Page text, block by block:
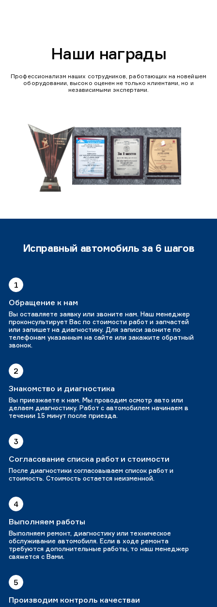
Наши награды
Профессионализм наших сотрудников, работающих на новейшем
оборудовании, высоко оценен не только клиентами, но и
независимыми экспертами.
Исправный автомобиль за 6 шагов
1
Обращение к нам
Вы оставляете заявку или звоните нам. Наш менеджер
проконсультирует Вас по стоимости работ и запчастей
или запишет на диагностику. Для записи звоните по
телефонам указанным на сайте или закажите обратный
звонок.
2
Знакомство и диагностика
Вы приезжаете к нам. Мы проводим осмотр авто или
делаем диагностику. Работ с автомобилем начинаем в
течении 15 минут после приезда.
3
Согласование списка работ и стоимости
После диагностики согласовываем список работ и
стоимость. Стоимость остается неизменной.
4
Выполняем работы
Выполняем ремонт, диагностику или техническое
обслуживание автомобиля. Если в ходе ремонта
требуются дополнительные работы, то наш менеджер
свяжется с Вами.
5
Производим контроль качестваи